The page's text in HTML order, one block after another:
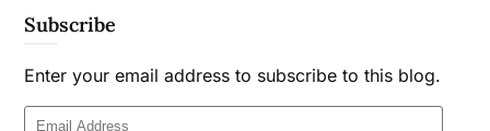
Subscribe
Enter your email address to subscribe to this blog.
Email